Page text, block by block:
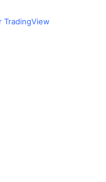
TradingView